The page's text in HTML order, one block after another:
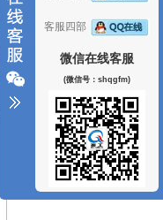
客服四部
微信在线客服
(微信号：shqgfm)